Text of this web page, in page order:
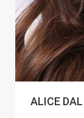
ALICE